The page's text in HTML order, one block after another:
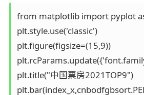
from matplotlib import pyplot
plt.style.use('classic')
plt.figure(figsize=(15,9))
plt.title("中国票房2021TOP9")